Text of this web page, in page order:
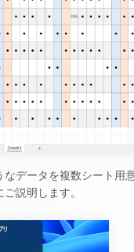
なデータを複数シート用
説明します。